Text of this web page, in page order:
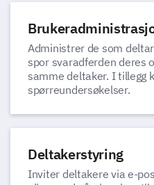
Administrer de som
spor svaradferden deres
samme deltaker. I tillegg
spørreundersøkelser.
Deltakerstyring
Inviter deltakere via e-